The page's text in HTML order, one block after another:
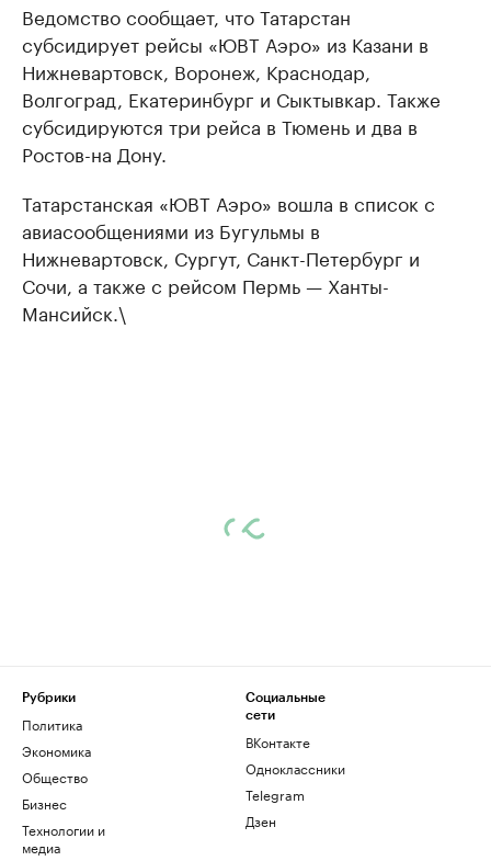
Ведомство сообщает, что Татарстан
субсидирует рейсы «ЮВТ Аэро» из Казани в
Нижневартовск, Воронеж, Краснодар,
Волгоград, Екатеринбург и Сыктывкар. Также
субсидируются три рейса в Тюмень и два в
Ростов-на Дону.
Татарстанская «ЮВТ Аэро» вошла в список с
авиасообщениями из Бугульмы в
Нижневартовск, Сургут, Санкт-Петербург и
Сочи, а также с рейсом Пермь — Ханты-
Мансийск.\
Рубрики
Политика
Экономика
Общество
Бизнес
Технологии и
медиа
Социальные
сети
ВКонтакте
Одноклассники
Telegram
Дзен